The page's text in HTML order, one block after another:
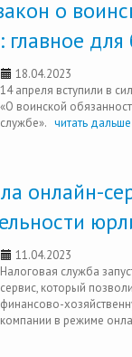
о
главное для
18.04.2023
14 апреля вступили в
«О воинской
службе». читать
онлайн-
11.04.2023
Налоговая служба
сервис, который
финансово-
компании в режиме